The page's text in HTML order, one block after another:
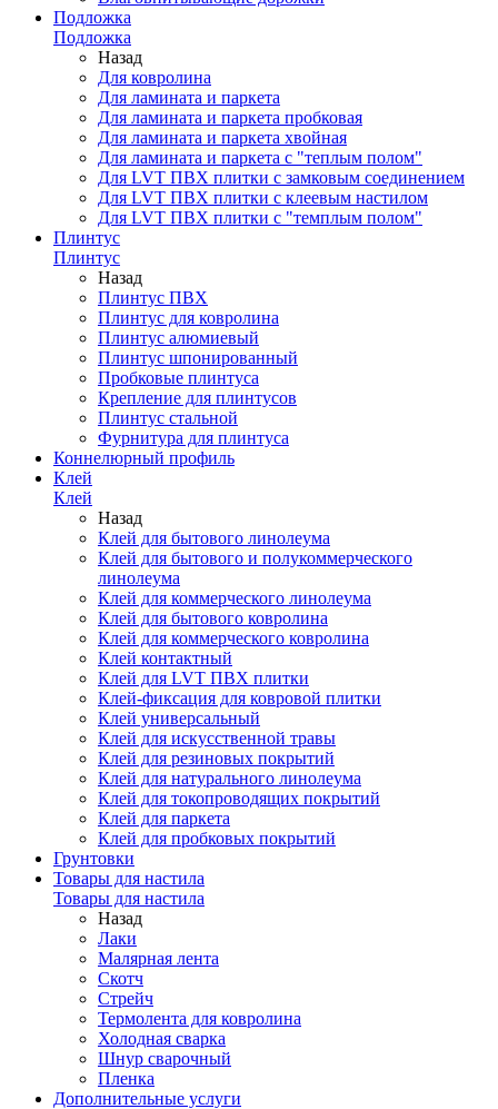
Подложка
Подложка
Назад
Для ковролина
Для ламината и паркета
Для ламината и паркета пробковая
Для ламината и паркета хвойная
Для ламината и паркета с "теплым полом"
Для LVT ПВХ плитки с замковым соединением
Для LVT ПВХ плитки с клеевым настилом
Для LVT ПВХ плитки с "темплым полом"
Плинтус
Плинтус
Назад
Плинтус ПВХ
Плинтус для ковролина
Плинтус алюмиевый
Плинтус шпонированный
Пробковые плинтуса
Крепление для плинтусов
Плинтус стальной
Фурнитура для плинтуса
Коннелюрный профиль
Клей
Клей
Назад
Клей для бытового линолеума
Клей для бытового и полукоммерческого
линолеума
Клей для коммерческого линолеума
Клей для бытового ковролина
Клей для коммерческого ковролина
Клей контактный
Клей для LVT ПВХ плитки
Клей-фиксация для ковровой плитки
Клей универсальный
Клей для искусственной травы
Клей для резиновых покрытий
Клей для натурального линолеума
Клей для токопроводящих покрытий
Клей для паркета
Клей для пробковых покрытий
Грунтовки
Товары для настила
Товары для настила
Назад
Лаки
Малярная лента
Скотч
Стрейч
Термолента для ковролина
Холодная сварка
Шнур сварочный
Пленка
Дополнительные услуги